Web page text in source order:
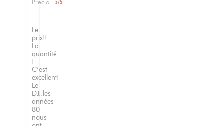
Precio : 5/5
Le
prix!!
La
quantité
!
C’est
excellent!
Le
DJ..les
années
80
nous